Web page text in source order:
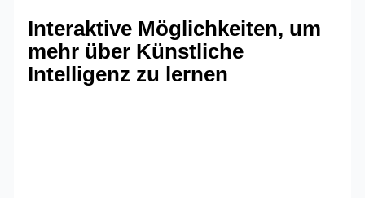
Interaktive Möglichkeiten, um
mehr über Künstliche
Intelligenz zu lernen